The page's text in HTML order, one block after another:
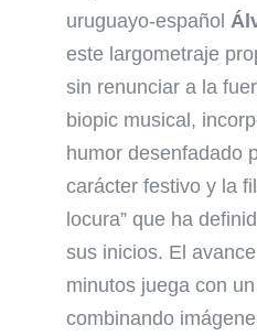
uruguayo-español
este largometraje
sin renunciar a la
biopic musical,
humor desenfadado
carácter festivo y la
locura” que ha
sus inicios. El
minutos juega con
combinando